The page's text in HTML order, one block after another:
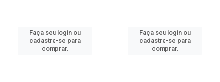
Faça seu login ou
cadastre-se para
comprar.
Faça seu login ou
cadastre-se para
comprar.